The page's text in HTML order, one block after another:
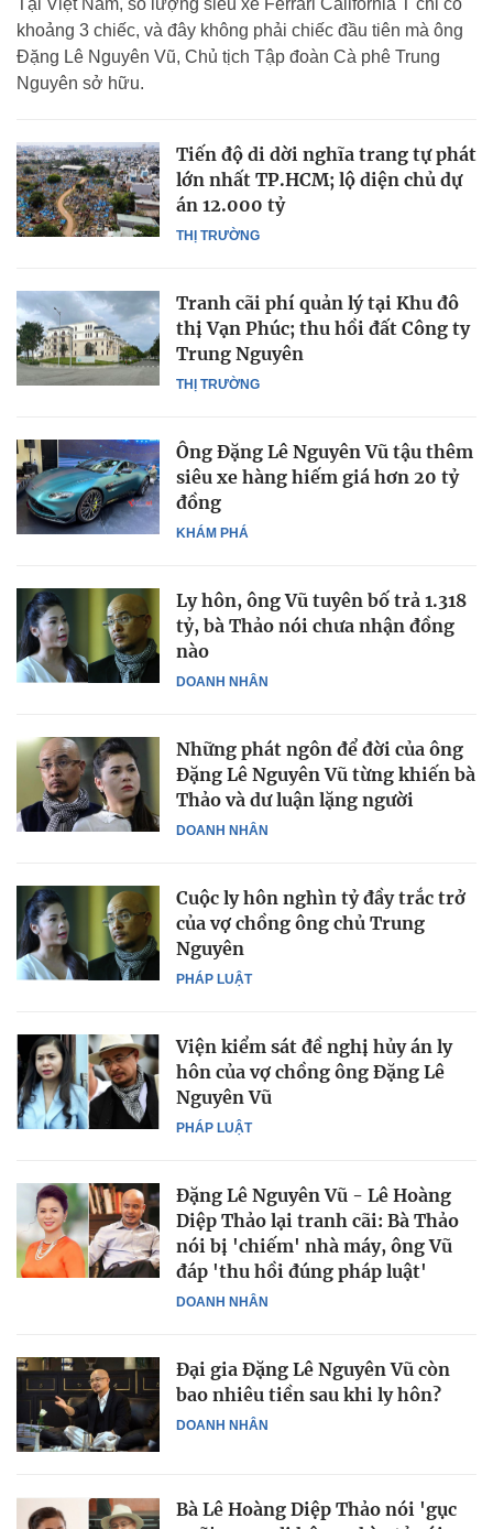
Tại Việt Nam, số lượng siêu xe Ferrari California T chỉ có
khoảng 3 chiếc, và đây không phải chiếc đầu tiên mà ông
Đặng Lê Nguyên Vũ, Chủ tịch Tập đoàn Cà phê Trung
Nguyên sở hữu.
THỊ TRƯỜNG
Tiến độ di dời nghĩa trang tự phát
lớn nhất TP.HCM; lộ diện chủ dự
án 12.000 tỷ
THỊ TRƯỜNG
Tranh cãi phí quản lý tại Khu đô
thị Vạn Phúc; thu hồi đất Công ty
Trung Nguyên
KHÁM PHÁ
Ông Đặng Lê Nguyên Vũ tậu thêm
siêu xe hàng hiếm giá hơn 20 tỷ
đồng
DOANH NHÂN
Ly hôn, ông Vũ tuyên bố trả 1.318
tỷ, bà Thảo nói chưa nhận đồng
nào
DOANH NHÂN
Những phát ngôn để đời của ông
Đặng Lê Nguyên Vũ từng khiến bà
Thảo và dư luận lặng người
PHÁP LUẬT
Cuộc ly hôn nghìn tỷ đầy trắc trở
của vợ chồng ông chủ Trung
Nguyên
PHÁP LUẬT
Viện kiểm sát đề nghị hủy án ly
hôn của vợ chồng ông Đặng Lê
Nguyên Vũ
DOANH NHÂN
Đặng Lê Nguyên Vũ - Lê Hoàng
Diệp Thảo lại tranh cãi: Bà Thảo
nói bị 'chiếm' nhà máy, ông Vũ
đáp 'thu hồi đúng pháp luật'
DOANH NHÂN
Đại gia Đặng Lê Nguyên Vũ còn
bao nhiêu tiền sau khi ly hôn?
Bà Lê Hoàng Diệp Thảo nói 'gục